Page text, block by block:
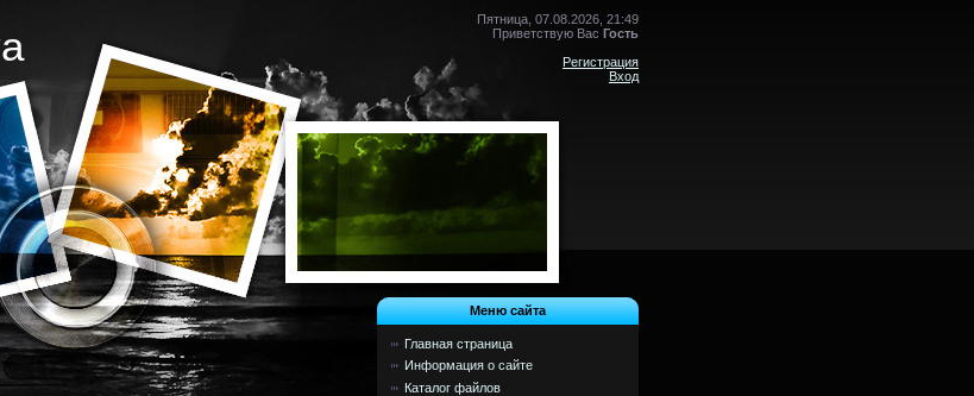
Пятница, 07.08.2026, 21:49
Приветствую Вас Гость
Регистрация
Вход
Меню сайта
Главная страница
Информация о сайте
Каталог файлов